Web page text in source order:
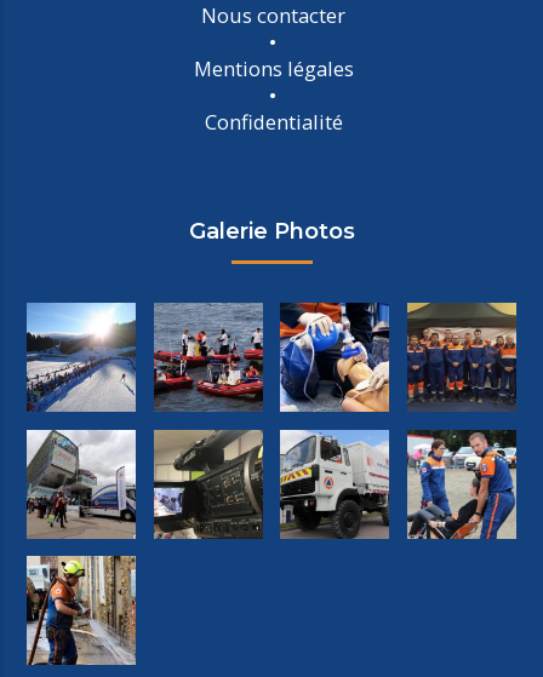
Nous contacter
Mentions légales
Confidentialité
Galerie Photos